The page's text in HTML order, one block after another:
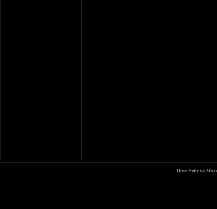
Diese Seite ist